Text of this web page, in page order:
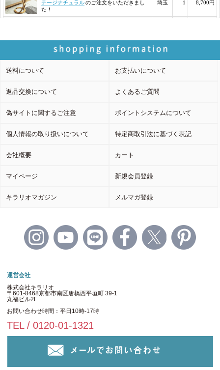
送料について お支払いについて
返品交換について よくあるご質問
偽サイトに関するご注意 ポイントシステムについて
個人情報の取り扱いについて 特定商取引法に基づく表記
会社概要 カート
マイページ 新規会員登録
キラリオマガジン メルマガ登録
運営会社
株式会社キラリオ
〒601-8468京都市南区唐橋西平垣町 39-1
丸福ビル2F
お問い合わせ時間：平日10時-17時
TEL / 0120-01-1321